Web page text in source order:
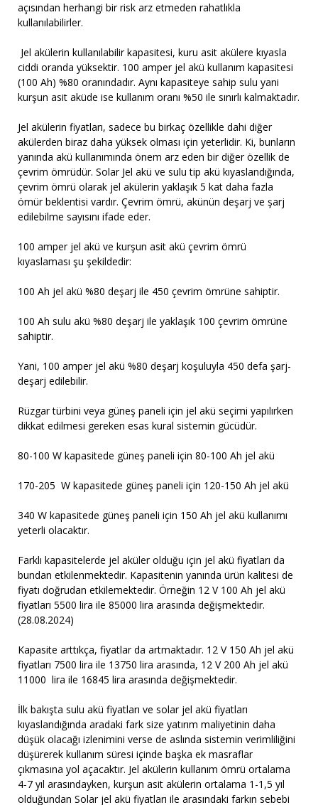
açısından herhangi bir risk arz etmeden rahatlıkla
kullanılabilirler.
Jel akülerin kullanılabilir kapasitesi, kuru asit akülere kıyasla
ciddi oranda yüksektir. 100 amper jel akü kullanım kapasitesi
(100 Ah) %80 oranındadır. Aynı kapasiteye sahip sulu yani
kurşun asit aküde ise kullanım oranı %50 ile sınırlı kalmaktadır.
Jel akülerin fiyatları, sadece bu birkaç özellikle dahi diğer
akülerden biraz daha yüksek olması için yeterlidir. Ki, bunların
yanında akü kullanımında önem arz eden bir diğer özellik de
çevrim ömrüdür. Solar Jel akü ve sulu tip akü kıyaslandığında,
çevrim ömrü olarak jel akülerin yaklaşık 5 kat daha fazla
ömür beklentisi vardır. Çevrim ömrü, akünün deşarj ve şarj
edilebilme sayısını ifade eder.
100 amper jel akü ve kurşun asit akü çevrim ömrü
kıyaslaması şu şekildedir:
100 Ah jel akü %80 deşarj ile 450 çevrim ömrüne sahiptir.
100 Ah sulu akü %80 deşarj ile yaklaşık 100 çevrim ömrüne
sahiptir.
Yani, 100 amper jel akü %80 deşarj koşuluyla 450 defa şarj-
deşarj edilebilir.
Rüzgar türbini veya güneş paneli için jel akü seçimi yapılırken
dikkat edilmesi gereken esas kural sistemin gücüdür.
80-100 W kapasitede güneş paneli için 80-100 Ah jel akü
170-205 W kapasitede güneş paneli için 120-150 Ah jel akü
340 W kapasitede güneş paneli için 150 Ah jel akü kullanımı
yeterli olacaktır.
Farklı kapasitelerde jel aküler olduğu için jel akü fiyatları da
bundan etkilenmektedir. Kapasitenin yanında ürün kalitesi de
fiyatı doğrudan etkilemektedir. Örneğin 12 V 100 Ah jel akü
fiyatları 5500 lira ile 85000 lira arasında değişmektedir.
(28.08.2024)
Kapasite arttıkça, fiyatlar da artmaktadır. 12 V 150 Ah jel akü
fiyatları 7500 lira ile 13750 lira arasında, 12 V 200 Ah jel akü
11000 lira ile 16845 lira arasında değişmektedir.
İlk bakışta sulu akü fiyatları ve solar jel akü fiyatları
kıyaslandığında aradaki fark size yatırım maliyetinin daha
düşük olacağı izlenimini verse de aslında sistemin verimliliğini
düşürerek kullanım süresi içinde başka ek masraflar
çıkmasına yol açacaktır. Jel akülerin kullanım ömrü ortalama
4-7 yıl arasındayken, kurşun asit akülerin ortalama 1-1,5 yıl
olduğundan Solar jel akü fiyatları ile arasındaki farkın sebebi